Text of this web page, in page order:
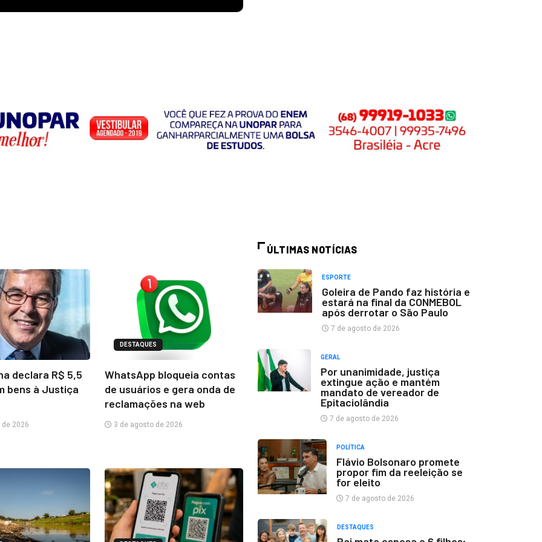
declara R$ 5,5
bens à Justiça
2026
DESTAQUES
WhatsApp bloqueia contas
de usuários e gera onda de
reclamações na web
3 de agosto de 2026
ÚLTIMAS NOTÍCIAS
ESPORTE
Goleira de Pando faz história e
estará na final da CONMEBOL
após derrotar o São Paulo
7 de agosto de 2026
GERAL
Por unanimidade, justiça
extingue ação e mantém
mandato de vereador de
Epitaciolândia
7 de agosto de 2026
POLÍTICA
Flávio Bolsonaro promete
propor fim da reeleição se
for eleito
7 de agosto de 2026
DESTAQUES